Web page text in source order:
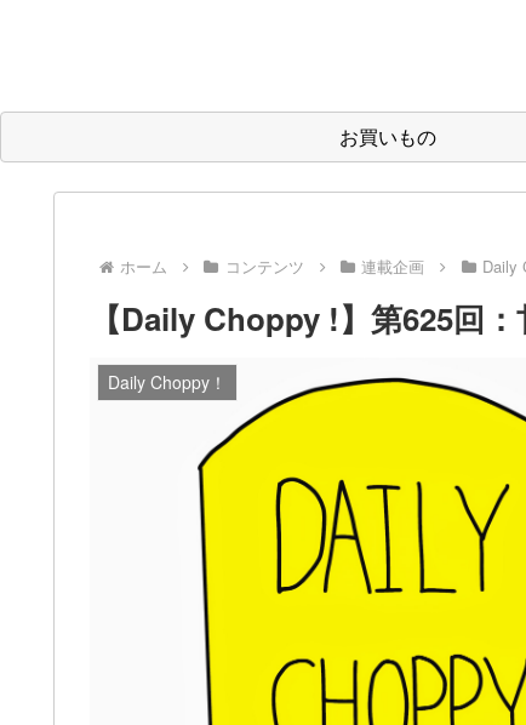
お買いもの
ホーム コンテンツ 連載企画 Daily
【Daily Choppy !】第625回
Daily Choppy！